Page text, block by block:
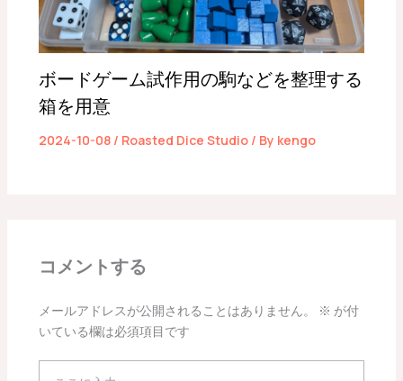
ボードゲーム試作用の駒などを整理する
箱を用意
2024-10-08 / Roasted Dice Studio/ By kengo
コメントする
メールアドレスが公開されることはありません。 ※ が付
いている欄は必須項目です